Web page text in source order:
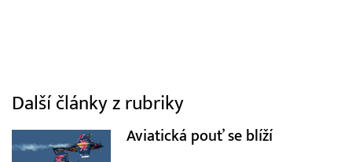
Další články z rubriky
Aviatická pouť se blíží